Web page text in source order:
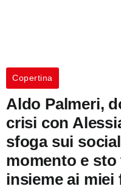
Copertina
Aldo Palmeri,
crisi con
sfoga sui
momento e
insieme ai miei